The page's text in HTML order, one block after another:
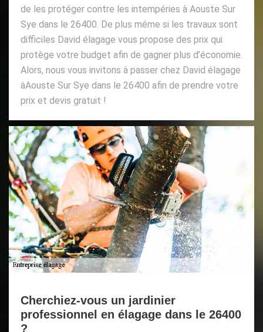
de les protéger contre les intempéries à Aouste Sur
Sye dans le 26400. De plus même si les travaux sont
difficiles David élagage vous propose des prix qui
protège votre budget afin de gagner plus d’économie.
Alors, nous vous invitons à passer chez David élagage
àAouste Sur Sye dans le 26400 afin de prendre votre
prix et devis gratuit !
Cherchiez-vous un jardinier
professionnel en élagage dans le 26400
?